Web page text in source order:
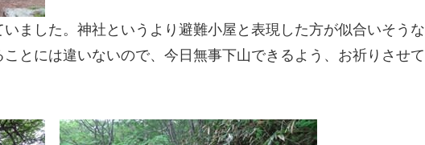
ました。神社というより避難小屋と表現した方が似合いそうな
とには違いないので、今日無事下山できるよう、お祈りさせて